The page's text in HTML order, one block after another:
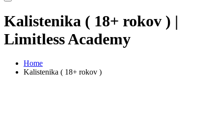
Kalistenika ( 18+ rokov ) |
Limitless Academy
Home
Kalistenika ( 18+ rokov )